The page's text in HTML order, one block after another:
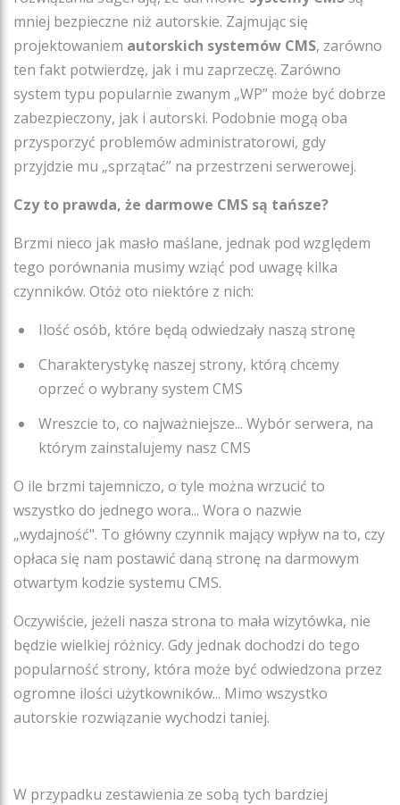
mniej bezpieczne niż autorskie. Zajmując się
projektowaniem autorskich systemów CMS, zarówno
ten fakt potwierdzę, jak i mu zaprzeczę. Zarówno
system typu popularnie zwanym „WP” może być dobrze
zabezpieczony, jak i autorski. Podobnie mogą oba
przysporzyć problemów administratorowi, gdy
przyjdzie mu „sprzątać” na przestrzeni serwerowej.
Czy to prawda, że darmowe CMS są tańsze?
Brzmi nieco jak masło maślane, jednak pod względem
tego porównania musimy wziąć pod uwagę kilka
czynników. Otóż oto niektóre z nich:
Ilość osób, które będą odwiedzały naszą stronę
Charakterystykę naszej strony, którą chcemy
oprzeć o wybrany system CMS
Wreszcie to, co najważniejsze... Wybór serwera, na
którym zainstalujemy nasz CMS
O ile brzmi tajemniczo, o tyle można wrzucić to
wszystko do jednego wora... Wora o nazwie
„wydajność". To główny czynnik mający wpływ na to, czy
opłaca się nam postawić daną stronę na darmowym
otwartym kodzie systemu CMS.
Oczywiście, jeżeli nasza strona to mała wizytówka, nie
będzie wielkiej różnicy. Gdy jednak dochodzi do tego
popularność strony, która może być odwiedzona przez
ogromne ilości użytkowników... Mimo wszystko
autorskie rozwiązanie wychodzi taniej.
W przypadku zestawienia ze sobą tych bardziej